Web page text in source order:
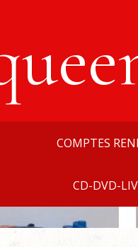
COMPTES
CD-DVD-